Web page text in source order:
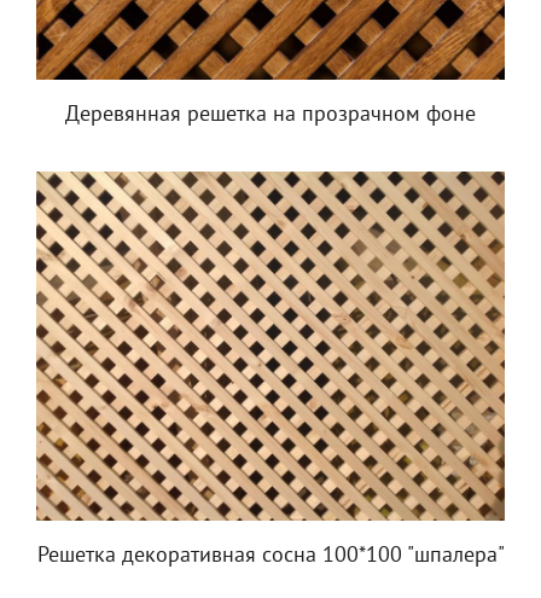
Деревянная решетка на прозрачном фоне
Решетка декоративная сосна 100*100 "шпалера"